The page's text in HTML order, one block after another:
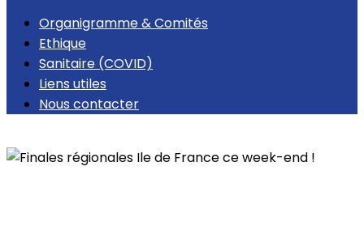
Organigramme & Comités
Ethique
Sanitaire (COVID)
Liens utiles
Nous contacter